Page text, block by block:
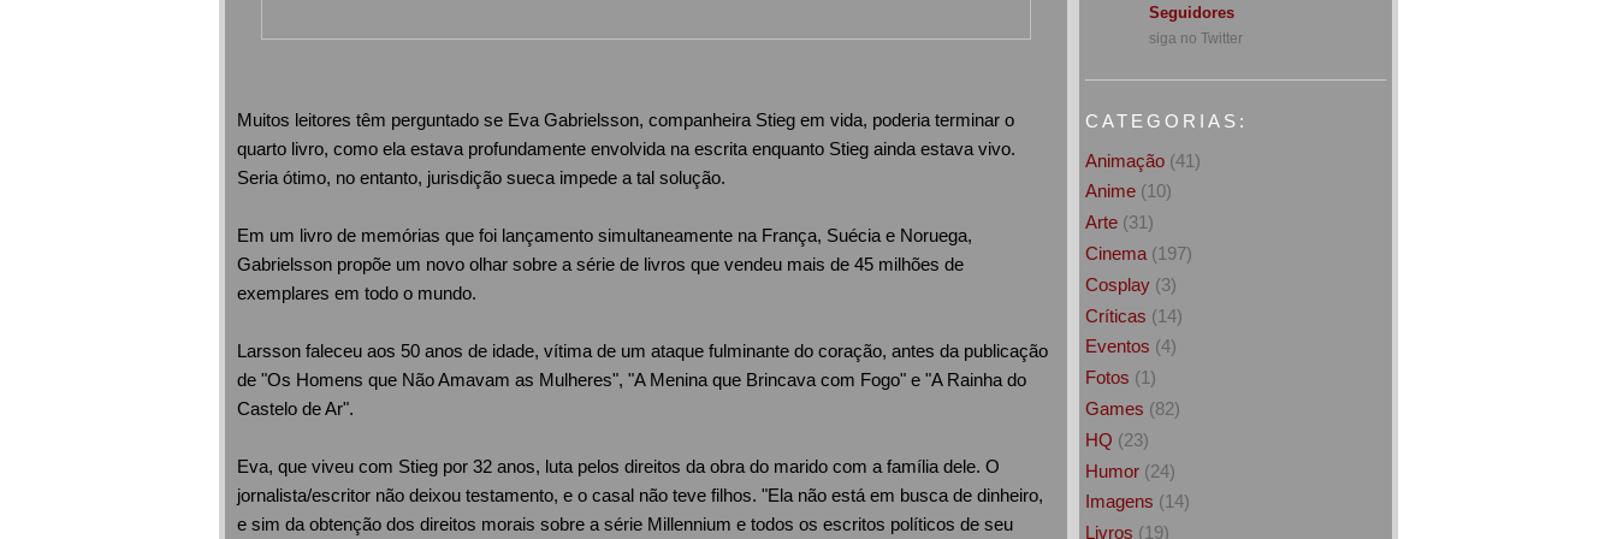
Muitos leitores têm perguntado se Eva Gabrielsson, companheira Stieg em vida, poderia terminar o
quarto livro, como ela estava profundamente envolvida na escrita enquanto Stieg ainda estava vivo.
Seria ótimo, no entanto, jurisdição sueca impede a tal solução.
Em um livro de memórias que foi lançamento simultaneamente na França, Suécia e Noruega,
Gabrielsson propõe um novo olhar sobre a série de livros que vendeu mais de 45 milhões de
exemplares em todo o mundo.
Larsson faleceu aos 50 anos de idade, vítima de um ataque fulminante do coração, antes da publicação
de "Os Homens que Não Amavam as Mulheres", "A Menina que Brincava com Fogo" e "A Rainha do
Castelo de Ar".
Eva, que viveu com Stieg por 32 anos, luta pelos direitos da obra do marido com a família dele. O
jornalista/escritor não deixou testamento, e o casal não teve filhos. "Ela não está em busca de dinheiro,
e sim da obtenção dos direitos morais sobre a série Millennium e todos os escritos políticos de seu
Seguidores
siga no Twitter
CATEGORIAS:
Animação (41)
Anime (10)
Arte (31)
Cinema (197)
Cosplay (3)
Críticas (14)
Eventos (4)
Fotos (1)
Games (82)
HQ (23)
Humor (24)
Imagens (14)
Livros (19)